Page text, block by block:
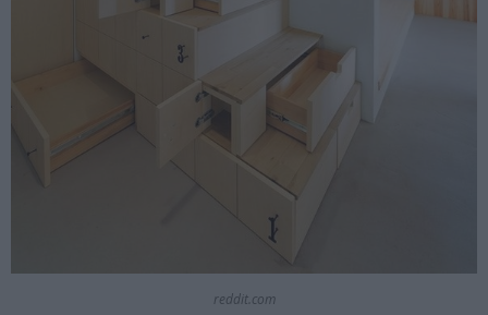
reddit.com